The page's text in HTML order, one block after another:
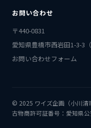
お問い合わせ
〒440-0831
愛知県豊橋市西岩田1-3-3（
お問い合わせフォーム
© 2025 ワイズ企画（小川清
古物商許可証番号：愛知県公